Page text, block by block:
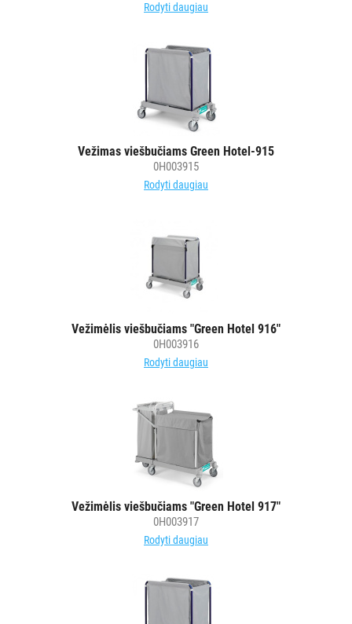
Rodyti daugiau
Vežimas viešbučiams Green Hotel-915
0H003915
Rodyti daugiau
Vežimėlis viešbučiams "Green Hotel 916"
0H003916
Rodyti daugiau
Vežimėlis viešbučiams "Green Hotel 917"
0H003917
Rodyti daugiau